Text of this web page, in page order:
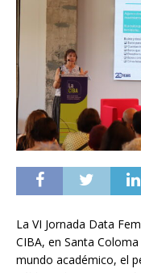
La VI Jornada Data
CIBA, en Santa
mundo académico, el